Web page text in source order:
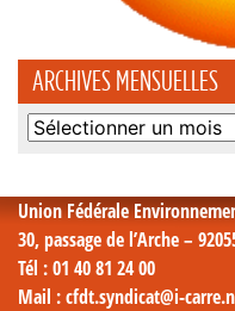
ARCHIVES MENSUELLES
Archives
Union Fédérale
30, passage de l’Arche –
Tél : 01 40 81 24 00
Mail : cfdt.syndicat@i-